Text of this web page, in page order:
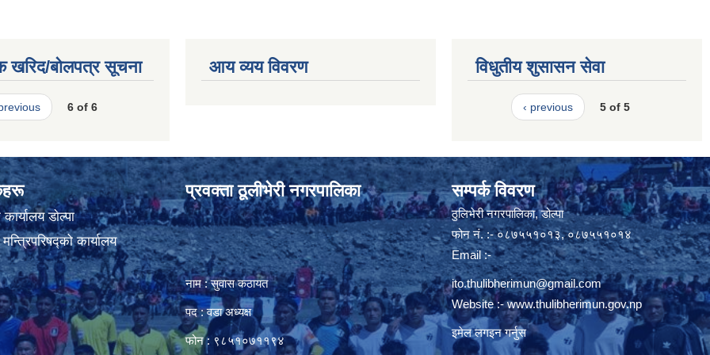
खरिद/बोलपत्र सूचना
6 of 6
आय व्यय विवरण विधुतीय शुसासन सेवा
‹ previous 5 of 5
डाेल्पा
कार्यालय
प्रवक्ता ठूलीभेरी नगरपालिका
नाम : सुवास कठायत
पद : वडा अध्यक्ष
फोन : ९८५१०७११९४
सम्पर्क विवरण
ठुलिभेरी नगरपालिका, डोल्पा
फोन नं. :- ०८७५५१०१३, ०८७५५१०१४
Email :-
ito.thulibherimun@gmail.com
Website :-www.thulibherimun.gov.np
इमेल लगइन गर्नुस